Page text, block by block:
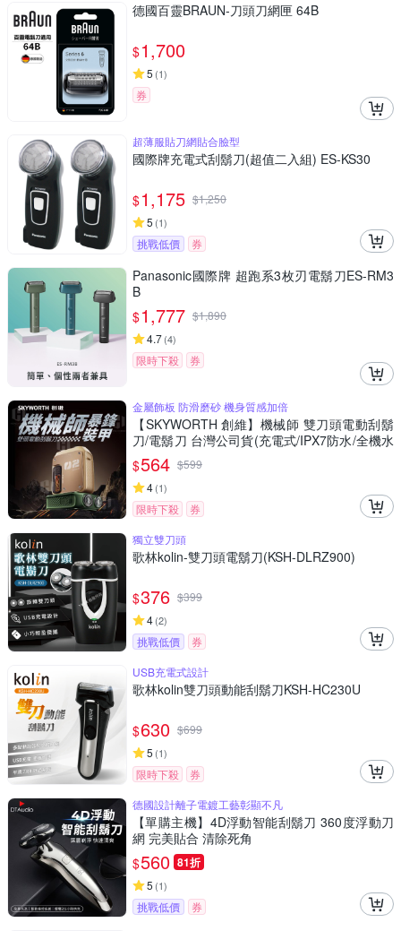
德國百靈BRAUN-刀頭刀網匣 64B
$1,700
5 (1)
券
超薄服貼刀網貼合臉型
國際牌充電式刮鬍刀(超值二入組) ES-KS30
$1,175 $1,250
5 (1)
挑戰低價 券
Panasonic國際牌 超跑系3枚刃電鬍刀ES-RM3
B
$1,777 $1,890
4.7(4)
限時下殺 券
金屬飾板 防滑磨砂 機身質感加倍
【SKYWORTH 創維】機械師 雙刀頭電動刮鬍
刀/電鬍刀 台灣公司貨(充電式/IPX7防水/全機水
洗/磁吸刀頭)
$564 $599
4(1)
限時下殺
券
獨立雙刀頭
歌林kolin-雙刀頭電鬍刀(KSH-DLRZ900)
$376 $399
4(2)
挑戰低價
券
USB充電式設計
歌林kolin雙刀頭動能刮鬍刀KSH-HC230U
$630 $699
5 (1)
限時下殺
券
德國設計離子電鍍工藝彰顯不凡
【單購主機】4D浮動智能刮鬍刀 360度浮動刀
網 完美貼合 清除死角
$560 81折
5 (1)
挑戰低價
券